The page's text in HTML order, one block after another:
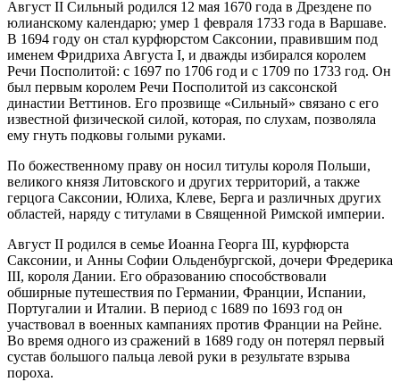
Август II Сильный родился 12 мая 1670 года в Дрездене по
юлианскому календарю; умер 1 февраля 1733 года в Варшаве.
В 1694 году он стал курфюрстом Саксонии, правившим под
именем Фридриха Августа I, и дважды избирался королем
Речи Посполитой: с 1697 по 1706 год и с 1709 по 1733 год. Он
был первым королем Речи Посполитой из саксонской
династии Веттинов. Его прозвище «Сильный» связано с его
известной физической силой, которая, по слухам, позволяла
ему гнуть подковы голыми руками.
По божественному праву он носил титулы короля Польши,
великого князя Литовского и других территорий, а также
герцога Саксонии, Юлиха, Клеве, Берга и различных других
областей, наряду с титулами в Священной Римской империи.
Август II родился в семье Иоанна Георга III, курфюрста
Саксонии, и Анны Софии Ольденбургской, дочери Фредерика
III, короля Дании. Его образованию способствовали
обширные путешествия по Германии, Франции, Испании,
Португалии и Италии. В период с 1689 по 1693 год он
участвовал в военных кампаниях против Франции на Рейне.
Во время одного из сражений в 1689 году он потерял первый
сустав большого пальца левой руки в результате взрыва
пороха.